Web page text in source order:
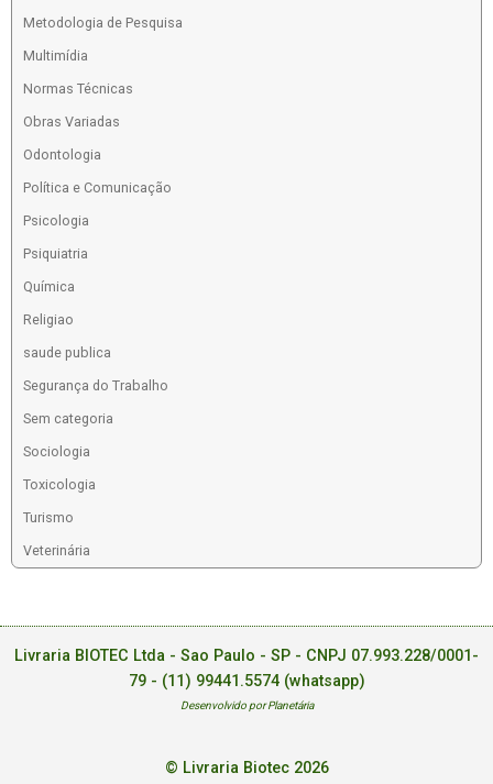
Metodologia de Pesquisa
Multimídia
Normas Técnicas
Obras Variadas
Odontologia
Política e Comunicação
Psicologia
Psiquiatria
Química
Religiao
saude publica
Segurança do Trabalho
Sem categoria
Sociologia
Toxicologia
Turismo
Veterinária
Livraria BIOTEC Ltda - Sao Paulo - SP - CNPJ 07.993.228/0001-
79 - (11) 99441.5574 (whatsapp)
Desenvolvido por Planetária
© Livraria Biotec 2026